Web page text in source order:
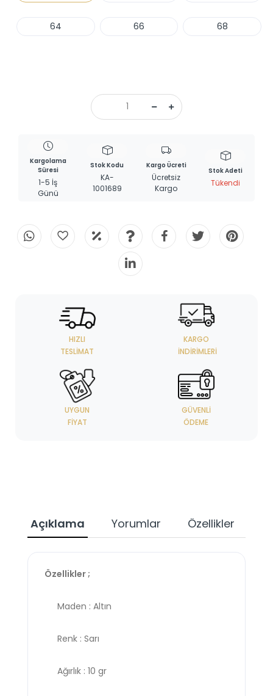
64 66 68
Kargolama
Süresi
1-5 İş
Günü
Stok Kodu
KA-
1001689
Kargo Ücreti
Ücretsiz
Kargo
Stok Adeti
Tükendi
HIZLI
TESLIMAT
KARGO
İNDIRIMLERI
UYGUN
FIYAT
GÜVENLI
ÖDEME
Açıklama Yorumlar Özellikler
Özellikler ;
Maden : Altın
Renk : Sarı
Ağırlık : 10 gr